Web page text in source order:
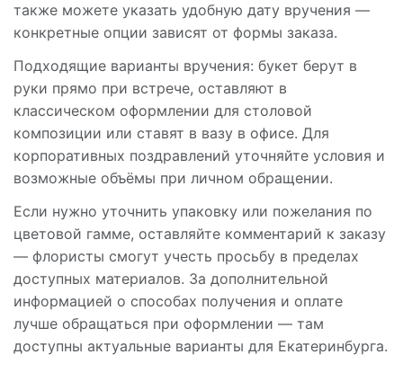
также можете указать удобную дату вручения —
конкретные опции зависят от формы заказа.
Подходящие варианты вручения: букет берут в
руки прямо при встрече, оставляют в
классическом оформлении для столовой
композиции или ставят в вазу в офисе. Для
корпоративных поздравлений уточняйте условия и
возможные объёмы при личном обращении.
Если нужно уточнить упаковку или пожелания по
цветовой гамме, оставляйте комментарий к заказу
— флористы смогут учесть просьбу в пределах
доступных материалов. За дополнительной
информацией о способах получения и оплате
лучше обращаться при оформлении — там
доступны актуальные варианты для Екатеринбурга.